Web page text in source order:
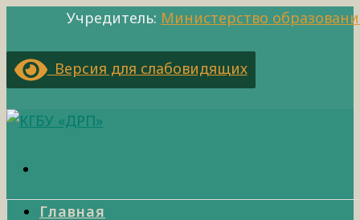
Учредитель: Министерство
Версия для слабовидящих
Главная